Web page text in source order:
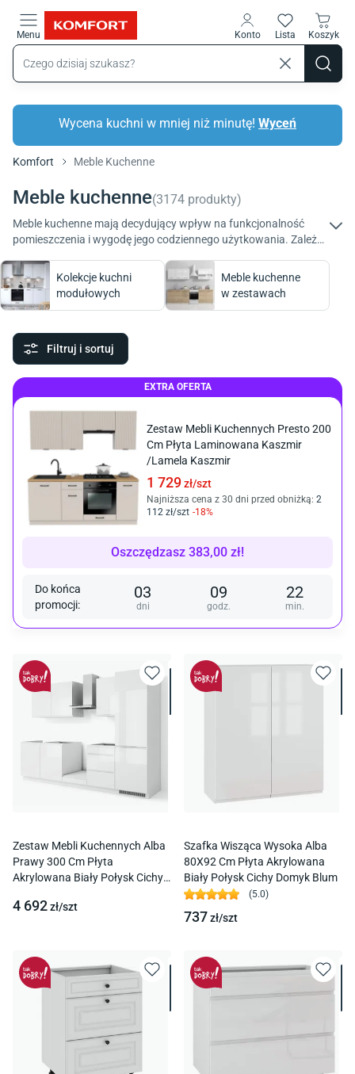
Menu Konto Lista Koszyk
Wycena kuchni w mniej niż minutę! Wyceń
Komfort Meble Kuchenne
Meble kuchenne(3174 produkty)
Meble kuchenne mają decydujący wpływ na funkcjonalność
pomieszczenia i wygodę jego codziennego użytkowania. Zależy
możliwości dopasowania układu? W ofercie Komfort znajdziesz
najlepsze mebli do kuchni!
Kolekcje kuchni
modułowych
Meble kuchenne
w zestawach
Filtruj i sortuj
EXTRA OFERTA
Zestaw Mebli Kuchennych Presto 200
Cm Płyta Laminowana Kaszmir
/Lamela Kaszmir
1 729 zł/szt
Najniższa cena z 30 dni przed obniżką: 2
112 zł/szt -18%
Oszczędzasz 383,00 zł!
Do końca
promocji:
03
dni
09
godz.
22
min.
Zestaw Mebli Kuchennych Alba
Prawy 300 Cm Płyta
Akrylowana Biały Połysk Cichy
4 692zł/szt
Szafka Wisząca Wysoka Alba
80X92 Cm Płyta Akrylowana
Biały Połysk Cichy Domyk Blum
(5.0)
737zł/szt